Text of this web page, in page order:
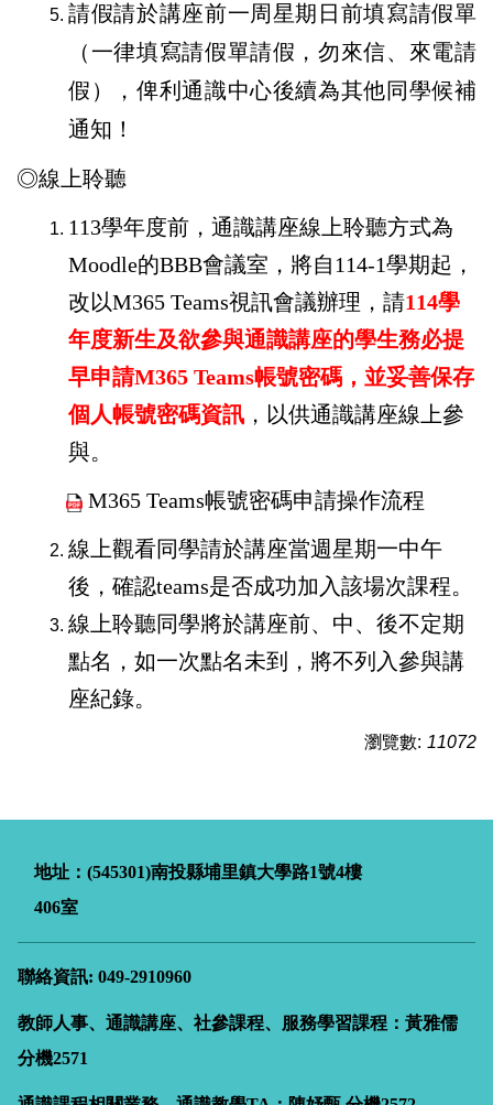
請假請於講座前一周星期日前填寫請假單
（一律填寫請假單請假，勿來信、來電請
假），俾利通識中心後續為其他同學候補
通知！
◎線上聆聽
113學年度前，通識講座線上聆聽方式為
Moodle的BBB會議室，將自114-1學期起，
改以M365 Teams視訊會議辦理，請114學
年度新生及欲參與通識講座的學生務必提
早申請M365 Teams帳號密碼，並妥善保存
個人帳號密碼資訊 ，以供通識講座線上參
與。
M365 Teams帳號密碼申請操作流程
線上觀看同學請於講座當週星期一中午
後，確認teams是否成功加入該場次課程。
線上聆聽同學將於講座前、中、後不定期
點名，如一次點名未到，將不列入參與講
座紀錄。
瀏覽數: 11072
地址：(545301)南投縣埔里鎮大學路1號4樓
406室
聯絡資訊: 049-2910960
教師人事、通識講座、社參課程、服務學習課程：黃雅儒
分機2571